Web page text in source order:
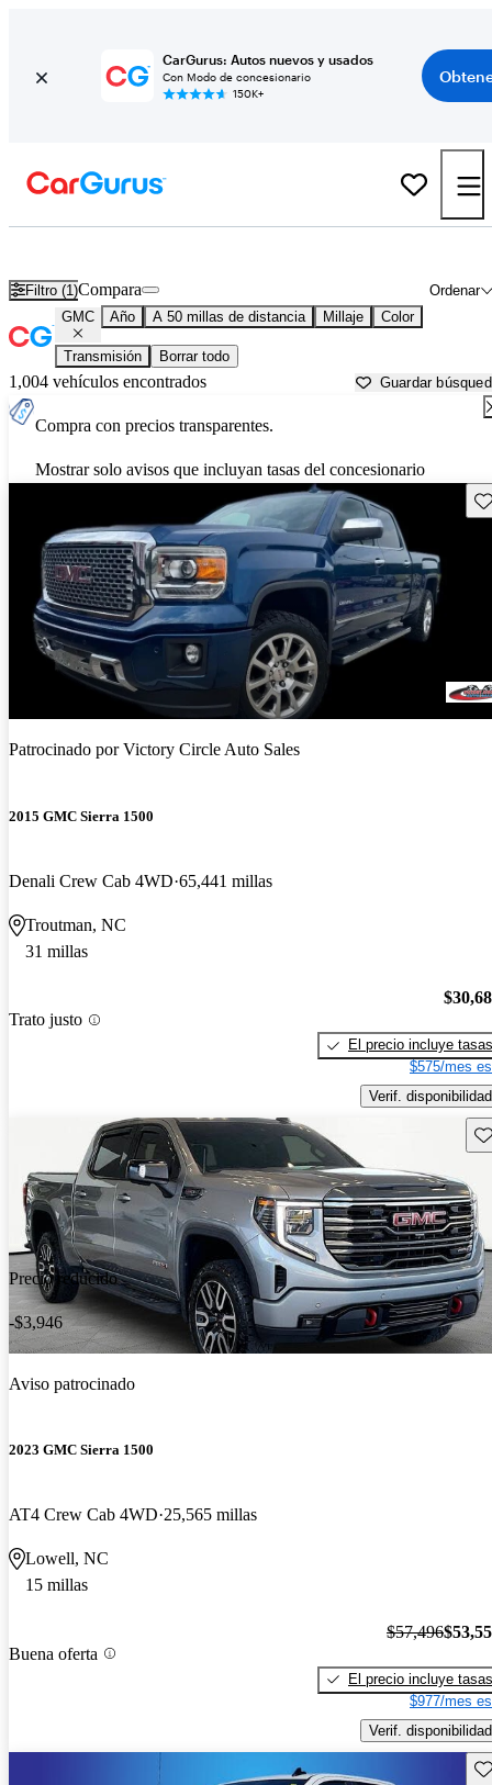
CarGurus: Autos nuevos y usados
Con Modo de concesionario
150K+
Filtro (1) Ordenar
Compara
GMC Año A 50 millas de distancia Millaje Color
Transmisión Borrar todo
1,004 vehículos encontrados Guardar
Compra con precios transparentes.
Mostrar solo avisos que incluyan tasas del concesionario
Patrocinado porVictory Circle Auto Sales
2015 GMC Sierra 1500
Denali Crew Cab 4WD 65,441 millas
Troutman, NC
31 millas
Trato justo
El precio incluye tasas
$575/mes
Verif. disponibilidad
Precio reducido
-$3,946
Aviso patrocinado
2023 GMC Sierra 1500
AT4 Crew Cab 4WD 25,565 millas
Lowell, NC
15 millas
Buena oferta
$57,496
El precio incluye tasas
$977/mes
Verif. disponibilidad